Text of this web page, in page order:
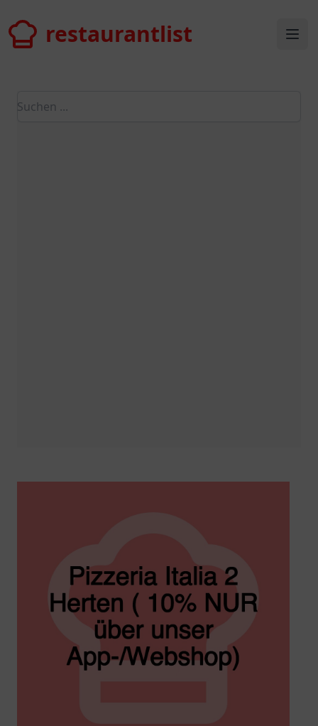
restaurantlistrestaurantlist